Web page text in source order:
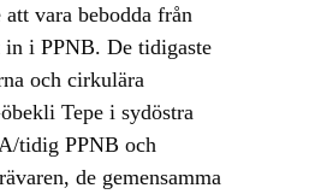
vara bebodda från
i PPNB. De tidigaste
och cirkulära
Tepe i sydöstra
tidig PPNB och
de gemensamma